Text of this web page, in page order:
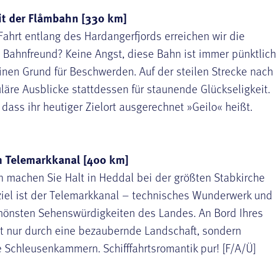
der Flåmbahn [330 km]
entlang des Hardangerfjords erreichen wir die
Keine Angst, diese Bahn ist immer pünktlich
Grund für Beschwerden. Auf der steilen Strecke nach
Ausblicke stattdessen für staunende Glückseligkeit.
ihr heutiger Zielort ausgerechnet »Geilo« heißt.
[400 km]
machen Sie Halt in Heddal bei der größten Stabkirche
ist derTelemarkkanal – technisches Wunderwerk und
Sehenswürdigkeiten des Landes. An Bord Ihres
nur durch eine bezaubernde Landschaft, sondern
Schifffahrtsromantik pur! [F/A/Ü]